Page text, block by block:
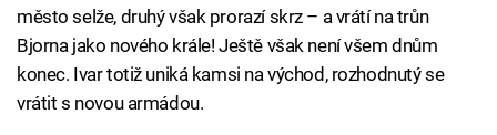
město selže, druhý však prorazí skrz – a vrátí na trůn
Bjorna jako nového krále! Ještě však není všem dnům
konec. Ivar totiž uniká kamsi na východ, rozhodnutý se
vrátit s novou armádou.